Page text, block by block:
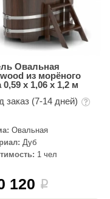
Овальная
из морёного
0,59 х 1,06 х 1,2 м
заказ (7-14 дней)
Овальная
Дуб
1 чел
120 i